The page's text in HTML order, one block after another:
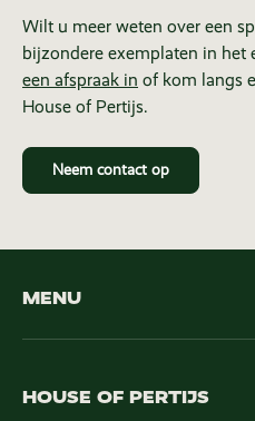
Wilt u meer weten over een
bijzondere exemplaten in het
een afspraak in of kom langs
House of Pertijs.
Neem contact op
MENU
HOUSE OF PERTIJS